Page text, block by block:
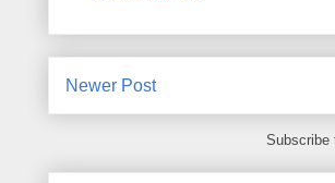
Newer Post
Subscribe